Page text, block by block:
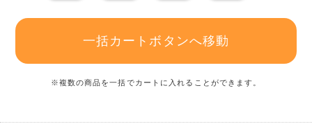
一括カートボタンへ移動
※複数の商品を一括でカートに入れることができます。